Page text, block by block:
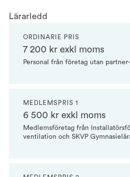
Lärarledd
ORDINARIE PRIS
7 200 kr exkl moms
Personal från företag utan
MEDLEMSPRIS 1
6 500 kr exkl moms
Medlemsföretag från
ventilation och SKVP